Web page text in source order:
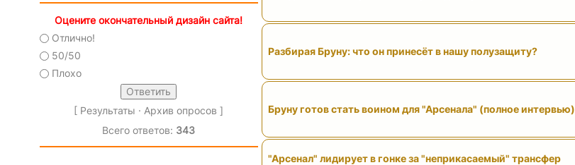
Оцените окончательный дизайн сайта!
Отлично!
50/50
Плохо
[ Результаты · Архив опросов ]
Всего ответов: 343
Разбирая Бруну: что он принесёт в нашу полузащиту?
Бруну готов стать воином для "Арсенала" (полное интервью)
"Арсенал" лидирует в гонке за "неприкасаемый" трансфер